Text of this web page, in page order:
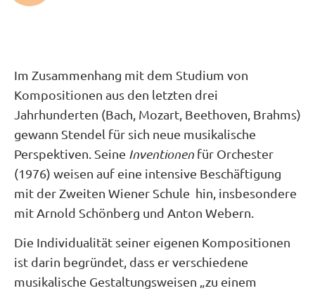
Im Zusammenhang mit dem Studium von
Kompositionen aus den letzten drei
Jahrhunderten (Bach, Mozart, Beethoven, Brahms)
gewann Stendel für sich neue musikalische
Perspektiven. Seine Inventionen für Orchester
(1976) weisen auf eine intensive Beschäftigung
mit der Zweiten Wiener Schule hin, insbesondere
mit Arnold Schönberg und Anton Webern.
Die Individualität seiner eigenen Kompositionen
ist darin begründet, dass er verschiedene
musikalische Gestaltungsweisen „zu einem